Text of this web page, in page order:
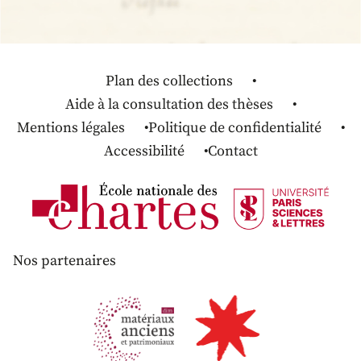
Plan des collections
Aide à la consultation des thèses
Mentions légales
Politique de confidentialité
Accessibilité
Contact
Nos partenaires